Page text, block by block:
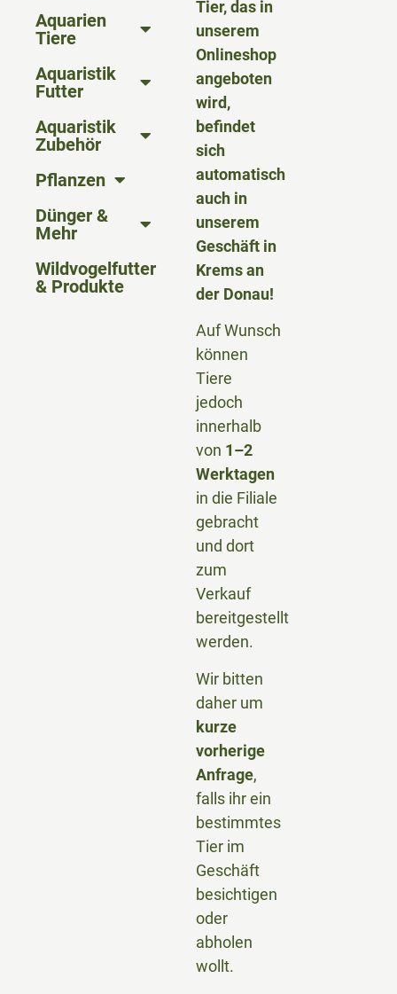
Aquarien
Tiere
Aquaristik
Futter
Aquaristik
Zubehör
Pflanzen
Dünger &
Mehr
Wildvogelfutter
& Produkte
Tier, das in
unserem
Onlineshop
angeboten
wird,
befindet
sich
automatisch
auch in
unserem
Geschäft in
Krems an
der Donau!
Auf Wunsch
können
Tiere
jedoch
innerhalb
von 1–2
Werktagen
in die Filiale
gebracht
und dort
zum
Verkauf
bereitgestellt
werden.
Wir bitten
daher um
kurze
vorherige
Anfrage,
falls ihr ein
bestimmtes
Tier im
Geschäft
besichtigen
oder
abholen
wollt.